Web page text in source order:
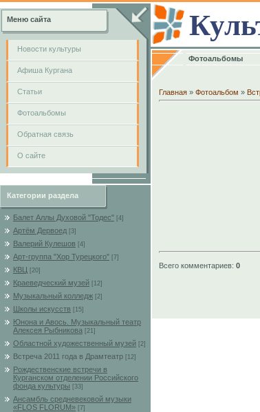
Меню сайта
Новости культуры
Афиша Кургана
Cтатьи
Фотоальбомы
Обратная связь
О сайте
Категории раздела
Балет Аллы Духовой "Тодес" [4]
Артём Дервоед [3]
Валерий Кулешов [4]
Арт-группа "Хор Турецкого" [7]
КВЦ [20]
Краеведческий музей [12]
Музыкальный колледж [2]
Школы искусств [15]
Юнона и Авось. Музыкальный театр
Алексея Рыбникова
[21]
Областной художественный музей [2]
Встреча 2011 года в Драмтеатр [12]
Рождественские встречи в
Курганском отделении Российского
фонда культуры
[33]
Ансамбль средневековой музыки
«FLOS FLORUM» [7]
Фотоальбомы
Главная » Фотоальбом »
Всего комментариев: 0